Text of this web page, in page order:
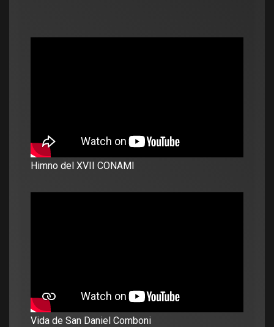
Himno del XVII CONAMI
Vida de San Daniel Comboni